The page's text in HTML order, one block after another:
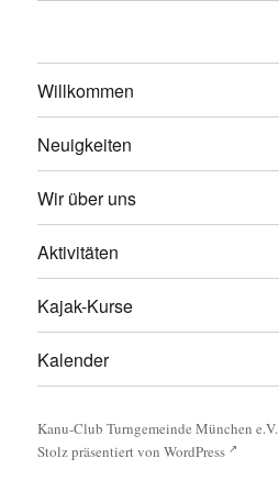
Willkommen
Neuigkeiten
Wir über uns
Aktivitäten
Kajak-Kurse
Kalender
Kanu-Club Turngemeinde München e.V.
Stolz präsentiert von WordPress